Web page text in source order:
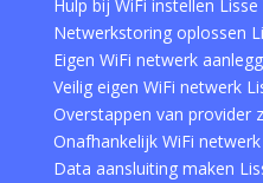
Hulp bij WiFi instellen Lisse
Netwerkstoring oplossen
Eigen WiFi netwerk
Veilig eigen WiFi netwerk
Overstappen van provider
Onafhankelijk WiFi
Data aansluiting maken